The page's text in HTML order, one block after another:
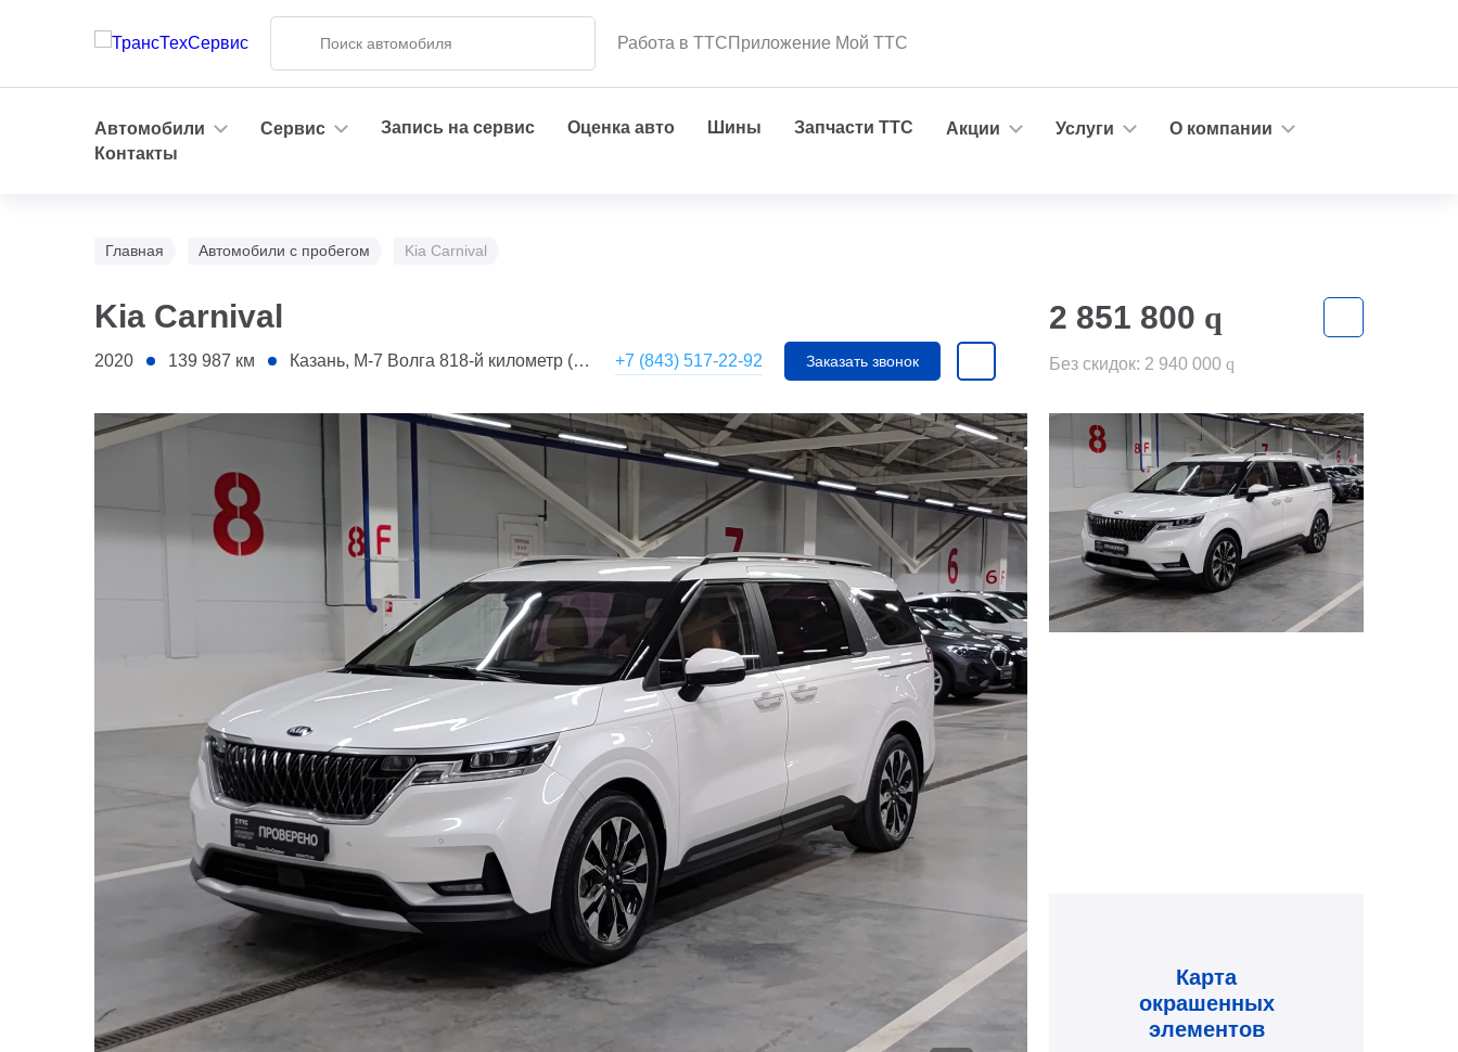
Работа в ТТСПриложение Мой ТТС
Автомобили Сервис Запись на сервис Оценка авто Шины Запчасти ТТС Акции Услуги
О компании
Контакты
Главная Автомобили с пробегом Kia Carnival
Kia Carnival
2020 139 987 км Казань, М-7 Волга 818-й километр (АС Мегамолл) +7 (843) 517-22-92 Заказать звонок
2 851 800 q
Без скидок: 2 940 000 q
1 - Бампер передний
2 - Передняя правая дверь
3 - Заднее правое крыло
Карта
окрашенных
элементов